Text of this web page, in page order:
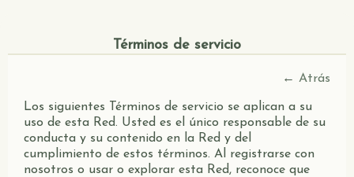
Términos de servicio
← Atrás
Los siguientes Términos de servicio se aplican a su
uso de esta Red. Usted es el único responsable de su
conducta y su contenido en la Red y del
cumplimiento de estos términos. Al registrarse con
nosotros o usar o explorar esta Red, reconoce que